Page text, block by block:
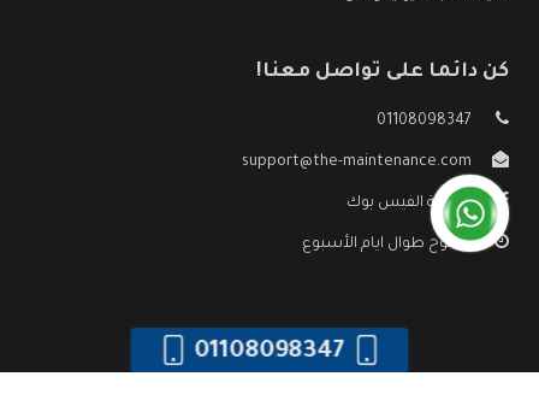
كن دائما على تواصل معنا!
01108098347
support@the-maintenance.com
صفحة الفيس بوك
مفتوح طوال ايام الأسبوع
01108098347